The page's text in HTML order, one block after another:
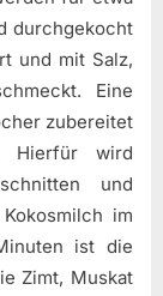
durchgekocht
und mit Salz,
Eine
zubereitet
Hierfür wird
und
im
ist die
Zimt, Muskat